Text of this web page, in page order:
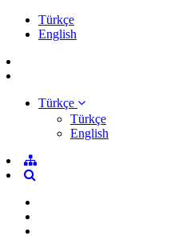
Türkçe
English
Türkçe
Türkçe
English